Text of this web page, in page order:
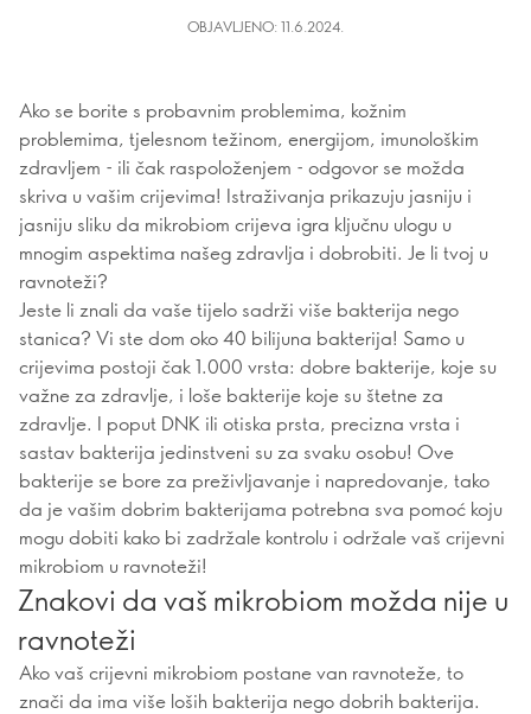
OBJAVLJENO: 11.6.2024.
Ako se borite s probavnim problemima, kožnim
problemima, tjelesnom težinom, energijom, imunološkim
zdravljem - ili čak raspoloženjem - odgovor se možda
skriva u vašim crijevima! Istraživanja prikazuju jasniju i
jasniju sliku da mikrobiom crijeva igra ključnu ulogu u
mnogim aspektima našeg zdravlja i dobrobiti. Je li tvoj u
ravnoteži?
Jeste li znali da vaše tijelo sadrži više bakterija nego
stanica? Vi ste dom oko 40 bilijuna bakterija! Samo u
crijevima postoji čak 1.000 vrsta: dobre bakterije, koje su
važne za zdravlje, i loše bakterije koje su štetne za
zdravlje. I poput DNK ili otiska prsta, precizna vrsta i
sastav bakterija jedinstveni su za svaku osobu! Ove
bakterije se bore za preživljavanje i napredovanje, tako
da je vašim dobrim bakterijama potrebna sva pomoć koju
mogu dobiti kako bi zadržale kontrolu i održale vaš crijevni
mikrobiom u ravnoteži!
Znakovi da vaš mikrobiom možda nije u
ravnoteži
Ako vaš crijevni mikrobiom postane van ravnoteže, to
znači da ima više loših bakterija nego dobrih bakterija.